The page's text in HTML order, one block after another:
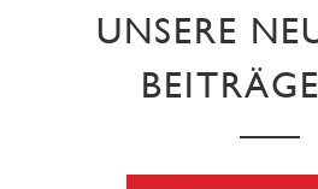
UNSERE